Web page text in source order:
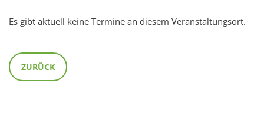
Es gibt aktuell keine Termine an diesem Veranstaltungsort.
ZURÜCK